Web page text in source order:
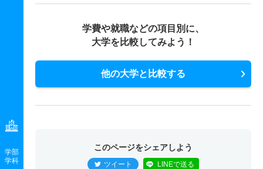
学部
学科
学費や就職などの項目別に、
大学を比較してみよう！
他の大学と比較する
このページをシェアしよう
ツイート LINEで送る